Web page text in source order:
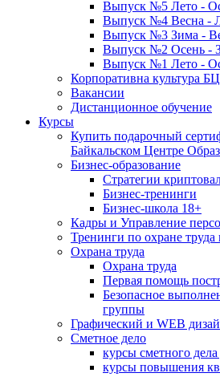
Выпуск №5 Лето -
Выпуск №4 Весна -
Выпуск №3 Зима -
Выпуск №2 Осень -
Выпуск №1 Лето -
Корпоративна культура
Вакансии
Дистанционное обучение
Курсы
Купить подарочный
Байкальском Центре
Бизнес-образование
Стратегии
Бизнес-тренинги
Бизнес-школа 18+
Кадры и Управление
Тренинги по охране труда
Охрана труда
Охрана труда
Первая помощь
Безопасное
группы
Графический и WEB
Сметное дело
курсы сметного
курсы повышения